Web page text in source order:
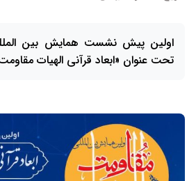
اولین پیش نشست همایش بین
تحت عنوان «ابعاد قرآنی الهیات